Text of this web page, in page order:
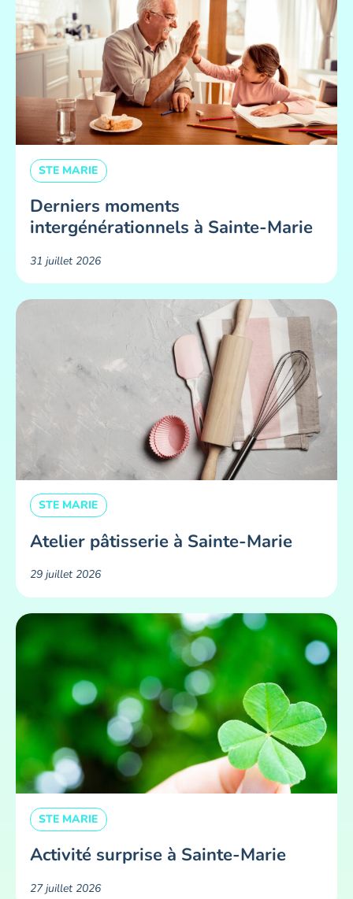
STE MARIE
Derniers moments
intergénérationnels à Sainte-Marie
31 juillet 2026
STE MARIE
Atelier pâtisserie à Sainte-Marie
29 juillet 2026
STE MARIE
Activité surprise à Sainte-Marie
27 juillet 2026